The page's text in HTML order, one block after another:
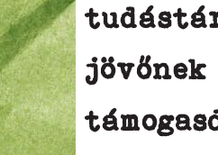
jövőnek